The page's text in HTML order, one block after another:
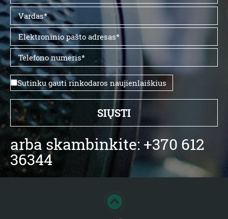
Sutinku gauti rinkodaros naujienlaiškius
arba skambinkite: +370 612
36344